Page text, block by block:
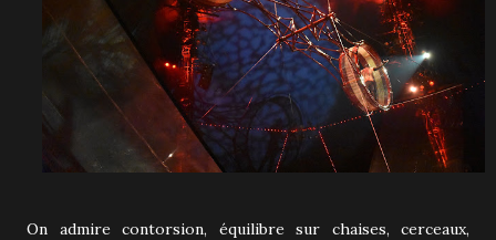
On admire contorsion, équilibre sur chaises, cerceaux,